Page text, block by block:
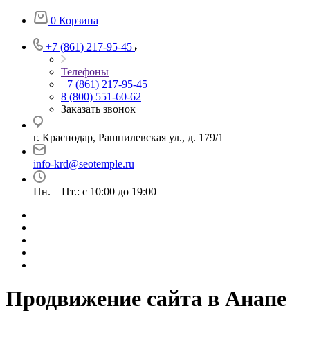
0 Корзина
+7 (861) 217-95-45
Телефоны
+7 (861) 217-95-45
8 (800) 551-60-62
Заказать звонок
г. Краснодар, Рашпилевская ул., д. 179/1
info-krd@seotemple.ru
Пн. – Пт.: с 10:00 до 19:00
Продвижение сайта в Анапe